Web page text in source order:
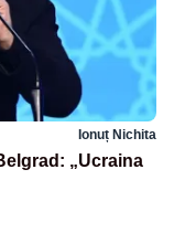
Ionuț Nichita
„Ucraina